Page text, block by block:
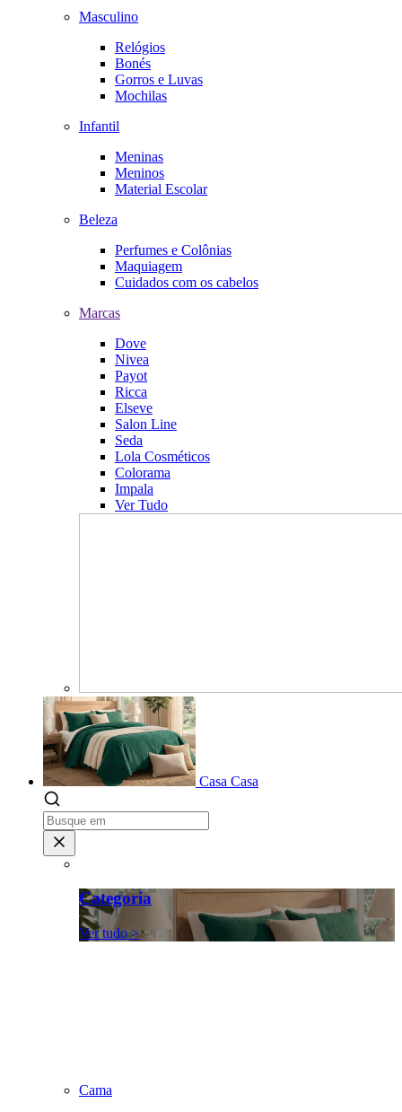
Masculino
Relógios
Bonés
Gorros e Luvas
Mochilas
Infantil
Meninas
Meninos
Material Escolar
Beleza
Perfumes e Colônias
Maquiagem
Cuidados com os cabelos
Marcas
Dove
Nivea
Payot
Ricca
Elseve
Salon Line
Seda
Lola Cosméticos
Colorama
Impala
Ver Tudo
Casa Casa
Categoria
Ver tudo >
Cama